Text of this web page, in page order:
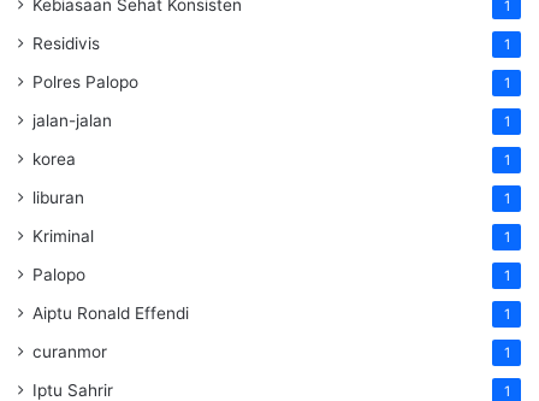
Kebiasaan Sehat Konsisten 1
Residivis 1
Polres Palopo 1
jalan-jalan 1
korea 1
liburan 1
Kriminal 1
Palopo 1
Aiptu Ronald Effendi 1
curanmor 1
Iptu Sahrir 1